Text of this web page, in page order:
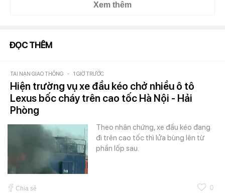
Xem thêm
ĐỌC THÊM
TAI NẠN GIAO THÔNG - 1 GIỜ TRƯỚC
Hiện trường vụ xe đầu kéo chở nhiều ô tô
Lexus bốc cháy trên cao tốc Hà Nội - Hải
Phòng
Theo nhân chứng, xe đầu kéo đang
đi trên cao tốc thì lửa bùng lên từ
phần lốp sau.
Chia sẻ 0